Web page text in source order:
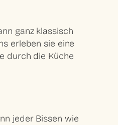
ganz klassisch
erleben sie eine
durch die Küche
jeder Bissen wie